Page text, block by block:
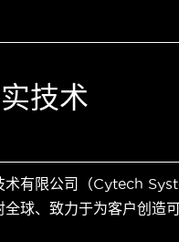
技术
术有限公司（Cytech
全球、致力于为客户创造